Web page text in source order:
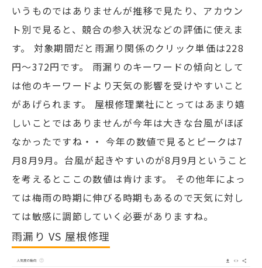
いうものではありませんが推移で見たり、アカウン
ト別で見ると、競合の参入状況などの評価に使えま
す。 対象期間だと雨漏り関係のクリック単価は228
円～372円です。 雨漏りのキーワードの傾向として
は他のキーワードより天気の影響を受けやすいこと
があげられます。 屋根修理業社にとってはあまり嬉
しいことではありませんが今年は大きな台風がほぼ
なかったですね・・ 今年の数値で見るとピークは7
月8月9月。台風が起きやすいのが8月9月ということ
を考えるとここの数値は肯けます。 その他年によっ
ては梅雨の時期に伸びる時期もあるので天気に対し
ては敏感に調節していく必要がありますね。
雨漏り VS 屋根修理